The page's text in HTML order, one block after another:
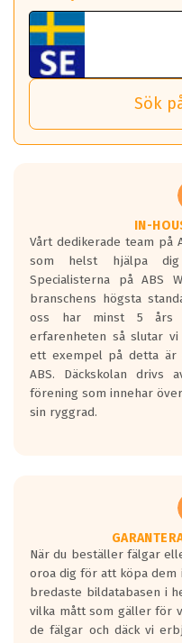
ABS 360 gör det möjligt
nästa bil.
Det sparar dig tid och
*PCD står för pitch
Tillbehören är av högsta
ABS Wheels fälgar.
Viktigt att Bult respektive
Genom att du anger ditt
och garantera att
vid åtdragning av
fordon. Detta sker
behöver tänka på.
Sensorn sitter inne i
och temperatur till din
TPMS gör det enkelt att
tryck. Skulle du tappa
om detta.
helt kort att du som
Samtliga ABS Wheels
sensorer.
Sök
IN-
Vårt dedikerade team på
som helst hjälpa dig
Specialisterna på ABS
branschens högsta
oss har minst 5 års
erfarenheten så slutar
ett exempel på detta är
ABS. Däckskolan drivs
förening som innehar
sin ryggrad.
När du beställer fälgar
oroa dig för att köpa dem
bredaste bildatabasen i
vilka mått som gäller för
de fälgar och däck vi